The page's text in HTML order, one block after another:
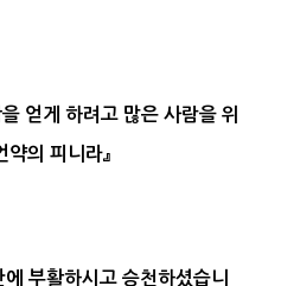
얻게 하려고 많은 사람을 위
약의 피 니라』
부활하시고 승천하셨습니